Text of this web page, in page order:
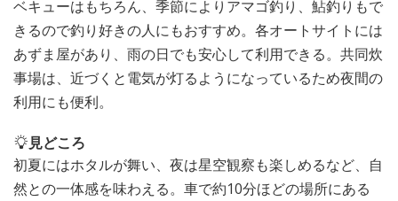
ベキューはもちろん、季節によりアマゴ釣り、鮎釣りもで
きるので釣り好きの人にもおすすめ。各オートサイトには
あずま屋があり、雨の日でも安心して利用できる。共同炊
事場は、近づくと電気が灯るようになっているため夜間の
利用にも便利。
見どころ
初夏にはホタルが舞い、夜は星空観察も楽しめるなど、自
然との一体感を味わえる。車で約10分ほどの場所にある